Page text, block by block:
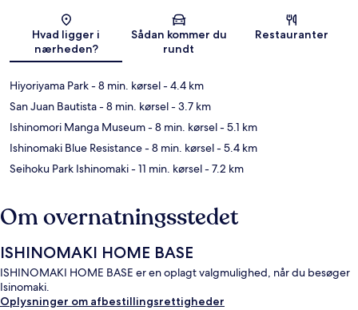
Kort
Hvad ligger i
nærheden?
Sådan kommer du
rundt
Restauranter
Hiyoriyama Park- 8 min. kørsel- 4.4 km
San Juan Bautista- 8 min. kørsel- 3.7 km
Ishinomori Manga Museum- 8 min. kørsel- 5.1 km
Ishinomaki Blue Resistance- 8 min. kørsel- 5.4 km
Seihoku Park Ishinomaki- 11 min. kørsel- 7.2 km
Om overnatningsstedet
ISHINOMAKI HOME BASE
ISHINOMAKI HOME BASE er en oplagt valgmulighed, når du besøger
Isinomaki.
Oplysninger om afbestillingsrettigheder